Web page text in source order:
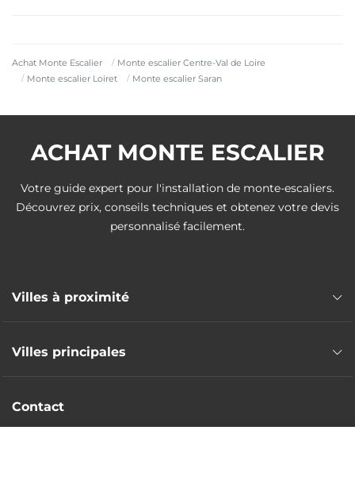
Achat Monte Escalier
Monte escalier Centre-Val de Loire
Monte escalier Loiret
Monte escalier Saran
ACHAT MONTE ESCALIER
Votre guide expert pour l'installation de monte-escaliers.
Découvrez prix, conseils techniques et obtenez votre devis
personnalisé facilement.
Villes à proximité
Monte escalier Ormes
Villes principales
Monte escalier Gien
Monte escalier Amilly
Contact